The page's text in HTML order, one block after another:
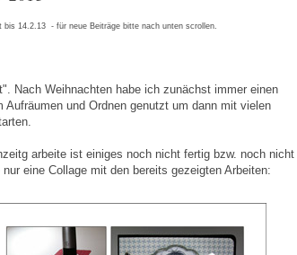
bis 14.2.13 - für neue Beiträge bitte nach unten scrollen.
Nach Weihnachten habe ich zunächst immer einen
Aufräumen und Ordnen genutzt um dann mit vielen
arbeite ist einiges noch nicht fertig bzw. noch nicht
eine Collage mit den bereits gezeigten Arbeiten: